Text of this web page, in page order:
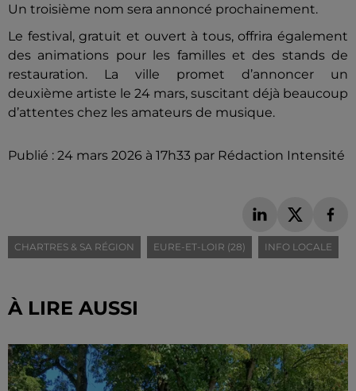
Un troisième nom sera annoncé prochainement.
Le festival, gratuit et ouvert à tous, offrira également
des animations pour les familles et des stands de
restauration. La ville promet d’annoncer un
deuxième artiste le 24 mars, suscitant déjà beaucoup
d’attentes chez les amateurs de musique.
Publié : 24 mars 2026 à 17h33 par Rédaction Intensité
CHARTRES & SA RÉGION EURE-ET-LOIR (28) INFO LOCALE
À LIRE AUSSI